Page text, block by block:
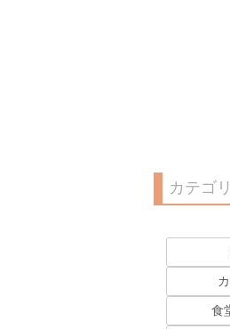
カテゴ
食